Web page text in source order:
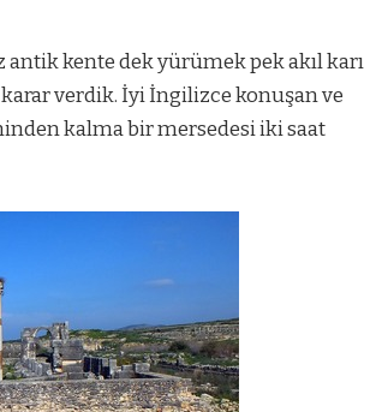
kente dek yürümek pek akıl karı
verdik. İyi İngilizce konuşan ve
kalma bir mersedesi iki saat